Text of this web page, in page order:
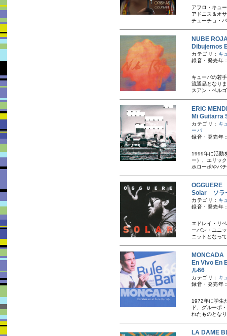
アフロ・キュ
アドニス＆オ
チューチョ・
NUBE
Dibujemos
カテゴリ： キ
録音・発売年
キューバの若
流通品となり
スアン・ペル
ERIC
Mi Guitarra
カテゴリ： キ
ーバ
録音・発売年
1999年に活動
ー）、エリッ
ホローポやバ
OGGUERE
Solar ソラ
カテゴリ： キ
録音・発売年
エドレイ・リ
ーバン・ユニ
ニットとなっ
En Vivo En
ル66
カテゴリ： キ
録音・発売年
1972年に学生
ド、グルーポ
れたものとな
LA DAME